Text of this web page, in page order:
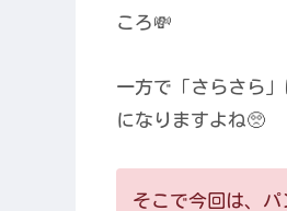
ころ💸
一方で「さらさら
になりますよね🥺
そこで今回は、